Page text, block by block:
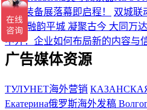
硬核装备展落幕即启程！
双城联
盛典 融韵平城 凝聚古今 大同万
中介：企业如何布局新的内容与
广告媒体资源
ТУЛУНЕТ海外营销 КАЗАНСКАЯ
Екатерина俄罗斯海外发稿